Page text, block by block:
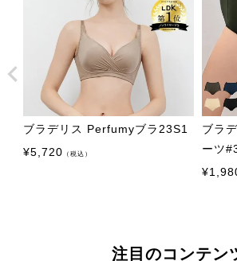
ブラデリス Perfumyブラ23S1
¥5,720 （税込）
ブラ
ーツ
¥
注目のコンテン